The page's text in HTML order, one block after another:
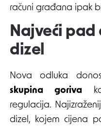
računi građana ipak
Najveći pad
dizel
Nova odluka
skupina goriva
regulacija.
dizel, kojem cijena